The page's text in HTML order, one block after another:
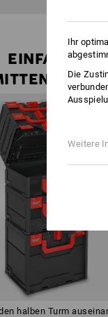
EINFACH
REIN
halben Turm
Ihr
Die
Weitere